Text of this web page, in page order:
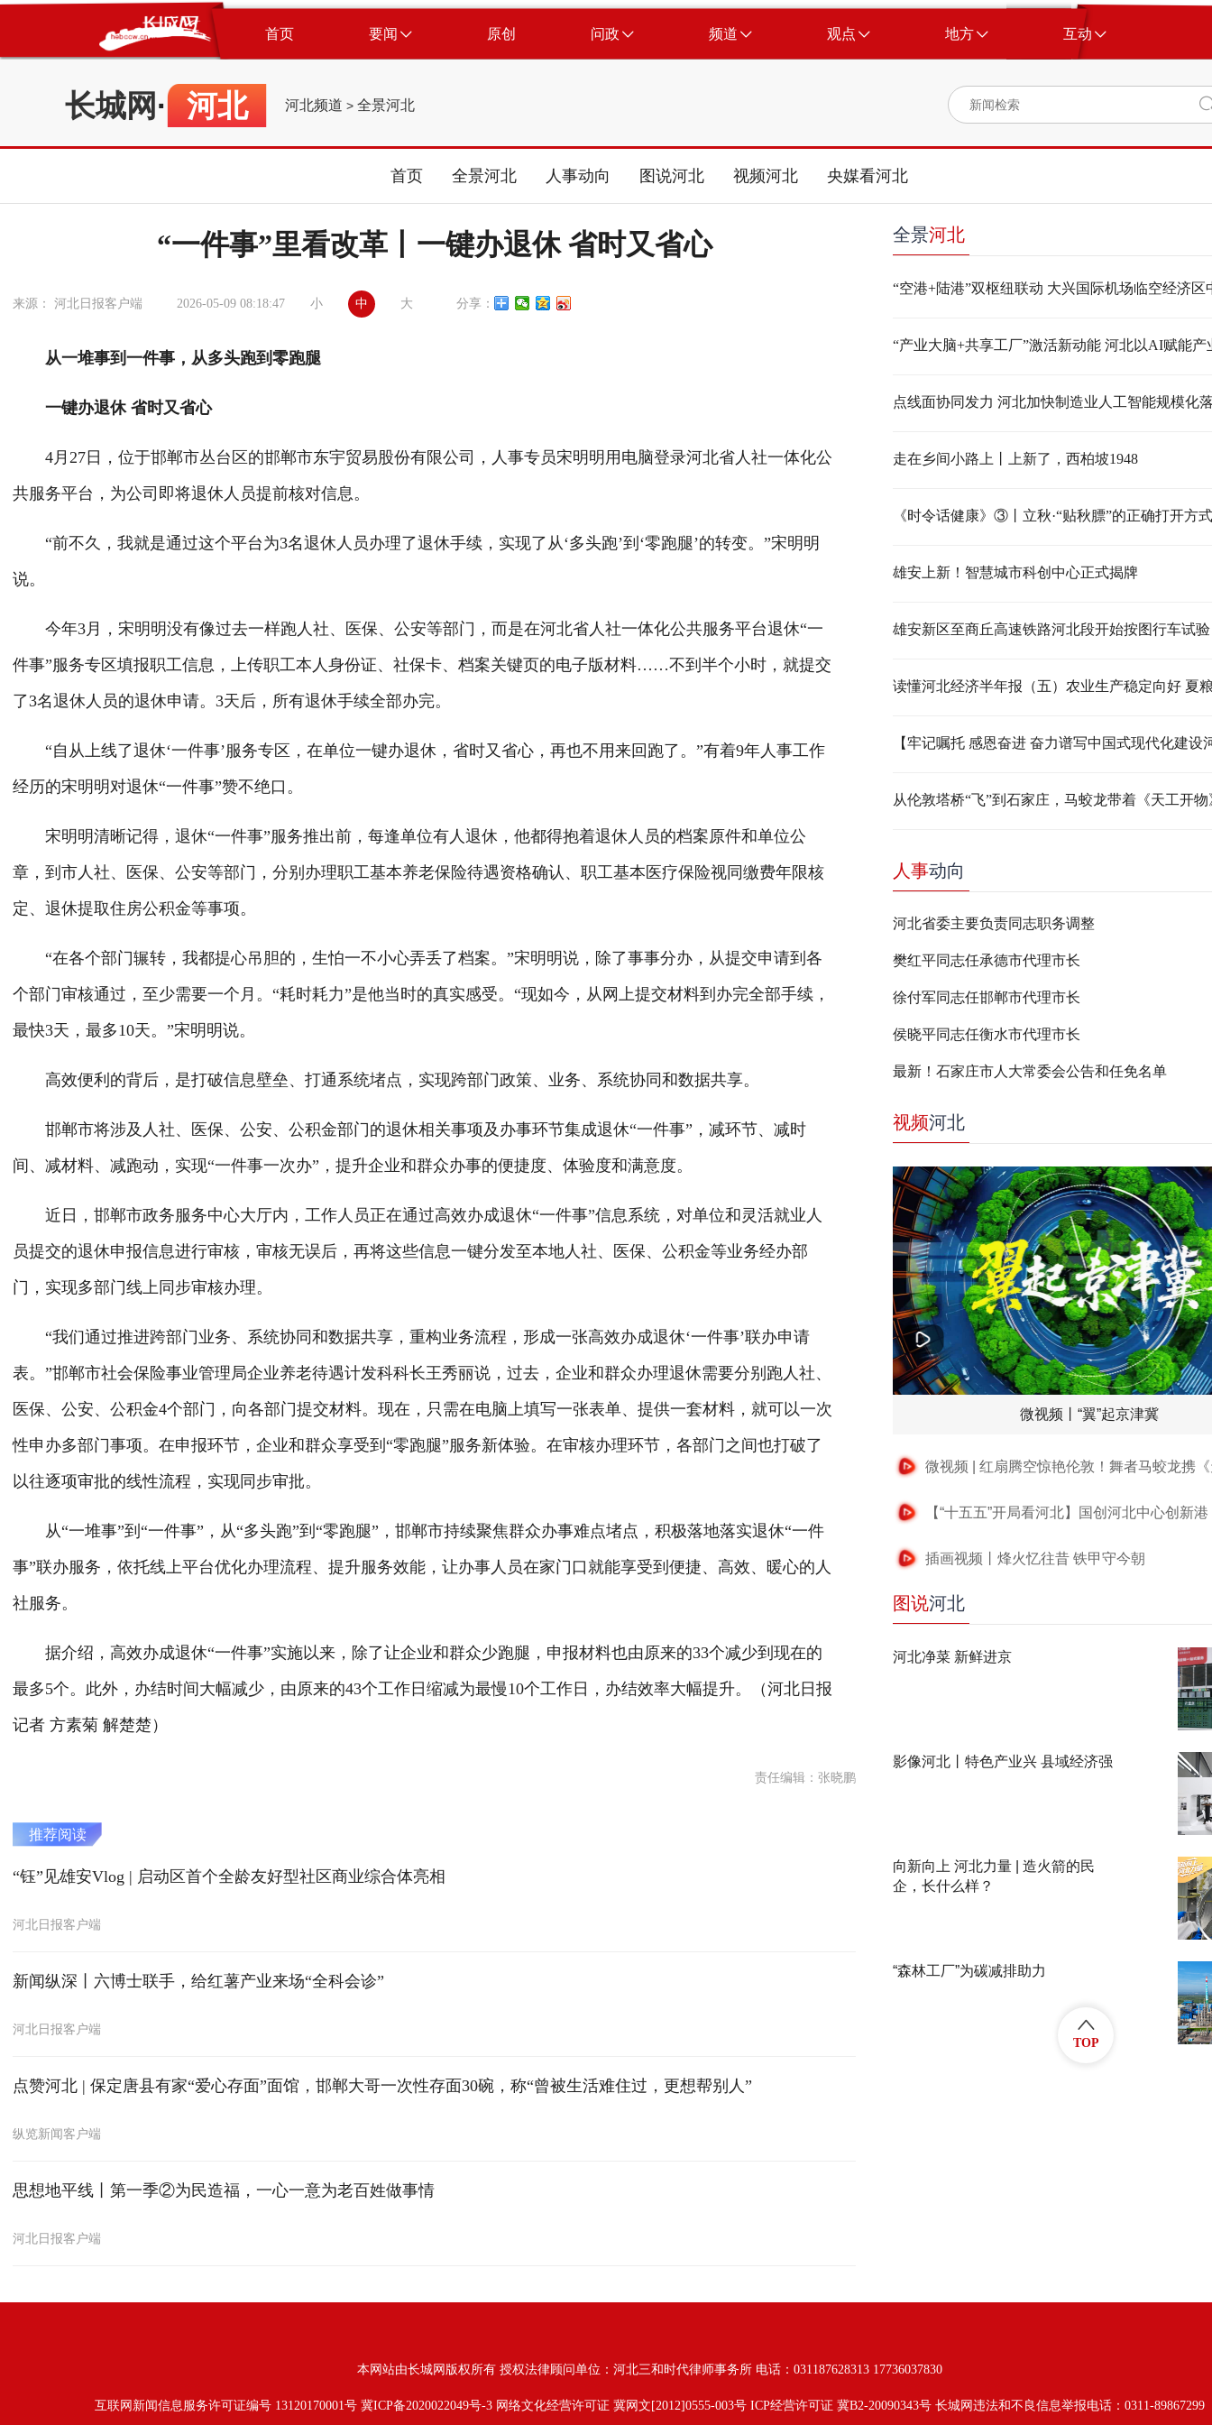
首页 要闻 原创 问政 频道 观点 地方 互动
长城网 · 河北 河北频道 > 全景河北
首页 全景河北 人事动向 图说河北 视频河北 央媒看河北
“一件事”里看改革丨一键办退休 省时又省心
来源： 河北日报客户端 2026-05-09 08:18:47 小 中 大 分享：
从一堆事到一件事，从多头跑到零跑腿
一键办退休 省时又省心
4月27日，位于邯郸市丛台区的邯郸市东宇贸易股份有限公司，人事专员宋明明用电脑登录河北省人社一体化公
共服务平台，为公司即将退休人员提前核对信息。
“前不久，我就是通过这个平台为3名退休人员办理了退休手续，实现了从‘多头跑’到‘零跑腿’的转变。”宋明明
说。
今年3月，宋明明没有像过去一样跑人社、医保、公安等部门，而是在河北省人社一体化公共服务平台退休“一
件事”服务专区填报职工信息，上传职工本人身份证、社保卡、档案关键页的电子版材料……不到半个小时，就提交
了3名退休人员的退休申请。3天后，所有退休手续全部办完。
“自从上线了退休‘一件事’服务专区，在单位一键办退休，省时又省心，再也不用来回跑了。”有着9年人事工作
经历的宋明明对退休“一件事”赞不绝口。
宋明明清晰记得，退休“一件事”服务推出前，每逢单位有人退休，他都得抱着退休人员的档案原件和单位公
章，到市人社、医保、公安等部门，分别办理职工基本养老保险待遇资格确认、职工基本医疗保险视同缴费年限核
定、退休提取住房公积金等事项。
“在各个部门辗转，我都提心吊胆的，生怕一不小心弄丢了档案。”宋明明说，除了事事分办，从提交申请到各
个部门审核通过，至少需要一个月。“耗时耗力”是他当时的真实感受。“现如今，从网上提交材料到办完全部手续，
最快3天，最多10天。”宋明明说。
高效便利的背后，是打破信息壁垒、打通系统堵点，实现跨部门政策、业务、系统协同和数据共享。
邯郸市将涉及人社、医保、公安、公积金部门的退休相关事项及办事环节集成退休“一件事”，减环节、减时
间、减材料、减跑动，实现“一件事一次办”，提升企业和群众办事的便捷度、体验度和满意度。
近日，邯郸市政务服务中心大厅内，工作人员正在通过高效办成退休“一件事”信息系统，对单位和灵活就业人
员提交的退休申报信息进行审核，审核无误后，再将这些信息一键分发至本地人社、医保、公积金等业务经办部
门，实现多部门线上同步审核办理。
“我们通过推进跨部门业务、系统协同和数据共享，重构业务流程，形成一张高效办成退休‘一件事’联办申请
表。”邯郸市社会保险事业管理局企业养老待遇计发科科长王秀丽说，过去，企业和群众办理退休需要分别跑人社、
医保、公安、公积金4个部门，向各部门提交材料。现在，只需在电脑上填写一张表单、提供一套材料，就可以一次
性申办多部门事项。在申报环节，企业和群众享受到“零跑腿”服务新体验。在审核办理环节，各部门之间也打破了
以往逐项审批的线性流程，实现同步审批。
从“一堆事”到“一件事”，从“多头跑”到“零跑腿”，邯郸市持续聚焦群众办事难点堵点，积极落地落实退休“一件
事”联办服务，依托线上平台优化办理流程、提升服务效能，让办事人员在家门口就能享受到便捷、高效、暖心的人
社服务。
据介绍，高效办成退休“一件事”实施以来，除了让企业和群众少跑腿，申报材料也由原来的33个减少到现在的
最多5个。此外，办结时间大幅减少，由原来的43个工作日缩减为最慢10个工作日，办结效率大幅提升。（河北日报
记者 方素菊 解楚楚）
责任编辑：张晓鹏
推荐阅读
“钰”见雄安Vlog | 启动区首个全龄友好型社区商业综合体亮相
河北日报客户端
新闻纵深丨六博士联手，给红薯产业来场“全科会诊”
河北日报客户端
点赞河北 | 保定唐县有家“爱心存面”面馆，邯郸大哥一次性存面30碗，称“曾被生活难住过，更想帮别人”
纵览新闻客户端
思想地平线丨第一季②为民造福，一心一意为老百姓做事情
河北日报客户端
全景河北
点线面协同发力 河北加快制造业人工智能规模化
走在乡间小路上丨上新了，西柏坡1948
《时令话健康》③丨立秋·“贴秋膘”的正确打开方式
雄安上新！智慧城市科创中心正式揭牌
雄安新区至商丘高速铁路河北段开始按图行车试验
从伦敦塔桥“飞”到石家庄，马蛟龙带着《天工开
人事动向
河北省委主要负责同志职务调整
樊红平同志任承德市代理市长
徐付军同志任邯郸市代理市长
侯晓平同志任衡水市代理市长
最新！石家庄市人大常委会公告和任免名单
视频河北
微视频丨“翼”起京津冀
插画视频丨烽火忆往昔 铁甲守今朝
图说河北
河北净菜 新鲜进京
影像河北丨特色产业兴 县域经济强
向新向上 河北力量 | 造火箭的民
企，长什么样？
“森林工厂”为碳减排助力
本网站由长城网版权所有 授权法律顾问单位：河北三和时代律师事务所 电话：031187628313 17736037830
互联网新闻信息服务许可证编号 13120170001号 冀ICP备2020022049号-3网络文化经营许可证 冀网文[2012]0555-003号 ICP经营许可证 冀B2-20090343号 长城网违法和不良信息举报电话：0311-89867299
TOP